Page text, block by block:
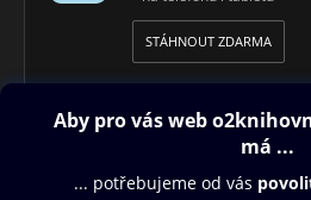
STÁHNOUT ZDARMA
Obsah ke stažení